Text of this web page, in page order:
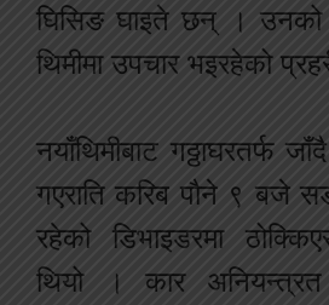
घिसिङ घाइते छन् । उनको
थिमीमा उपचार भइरहेको
नयाँथिमीबाट गठ्ठाघरतर्फ
गएराति करिब पौने ९ बजे
रहेको डिभाइडरमा
थियो । कार